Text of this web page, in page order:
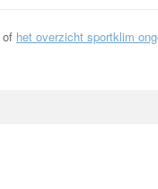
of het overzicht sportklim